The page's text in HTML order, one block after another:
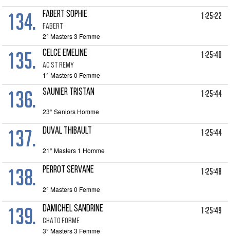
134. FABERT SOPHIE
FABERT
1:25:22
2° Masters 3 Femme
135. CELCE EMELINE
AC ST REMY
1:25:40
1° Masters 0 Femme
136. SAUNIER TRISTAN 1:25:44
23° Seniors Homme
137. DUVAL THIBAULT 1:25:44
21° Masters 1 Homme
138. PERROT SERVANE 1:25:48
2° Masters 0 Femme
139. DAMICHEL SANDRINE
CHATO FORME
1:25:49
3° Masters 3 Femme